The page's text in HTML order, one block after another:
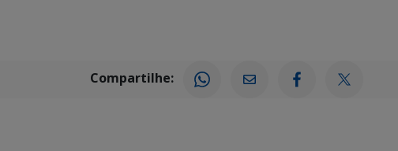
Compartilhe: